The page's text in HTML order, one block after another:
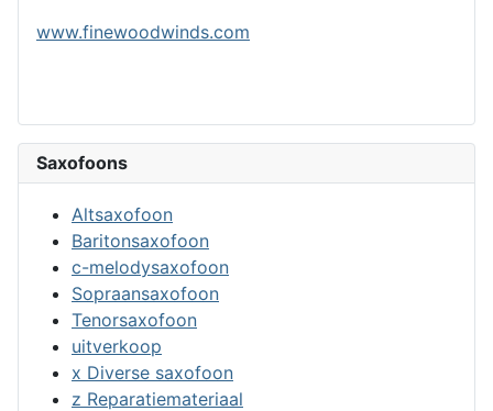
www.finewoodwinds.com
Saxofoons
Altsaxofoon
Baritonsaxofoon
c-melodysaxofoon
Sopraansaxofoon
Tenorsaxofoon
uitverkoop
x Diverse saxofoon
z Reparatiemateriaal